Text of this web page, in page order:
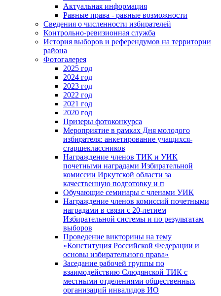
Актуальная информация
Равные права - равные возможности
Сведения о численности избирателей
Контрольно-ревизионная служба
История выборов и референдумов на территории
района
Фотогалерея
2025 год
2024 год
2023 год
2022 год
2021 год
2020 год
Призеры фотоконкурса
Мероприятие в рамках Дня молодого
избирателя: анкетирование учащихся-
старшеклассников
Награждение членов ТИК и УИК
почетными наградами Избирательной
комиссии Иркутской области за
качественную подготовку и п
Обучающие семинары с членами УИК
Награждение членов комиссий почетными
наградами в связи с 20-летием
Избирательной системы и по результатам
выборов
Проведение викторины на тему
«Конституция Российской Федерации и
основы избирательного права»
Заседание рабочей группы по
взаимодействию Слюдянской ТИК с
местными отделениями общественных
организаций инвалидов ИО